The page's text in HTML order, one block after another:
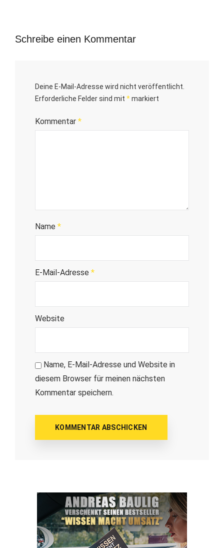
Schreibe einen Kommentar
Deine E-Mail-Adresse wird nicht veröffentlicht.
Erforderliche Felder sind mit *markiert
Kommentar *
Name *
E-Mail-Adresse *
Website
Name, E-Mail-Adresse und Website in
diesem Browser für meinen nächsten
Kommentar speichern.